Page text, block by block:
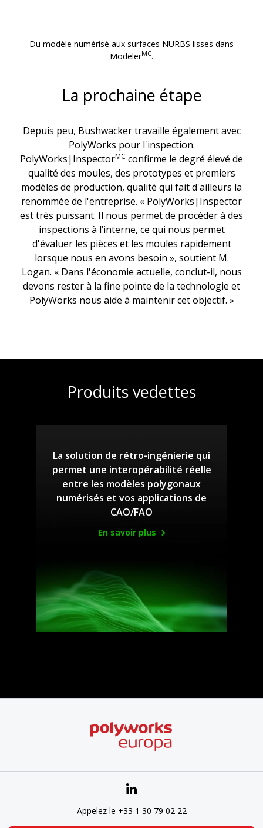
Du modèle numérisé aux surfaces NURBS lisses dans
ModelerMC.
La prochaine étape
Depuis peu, Bushwacker travaille également avec
PolyWorks pour l'inspection.
PolyWorks|InspectorMC confirme le degré élevé de
qualité des moules, des prototypes et premiers
modèles de production, qualité qui fait d'ailleurs la
renommée de l'entreprise. « PolyWorks|Inspector
est très puissant. Il nous permet de procéder à des
inspections à l’interne, ce qui nous permet
d'évaluer les pièces et les moules rapidement
lorsque nous en avons besoin », soutient M.
Logan. « Dans l'économie actuelle, conclut-il, nous
devons rester à la fine pointe de la technologie et
PolyWorks nous aide à maintenir cet objectif. »
Produits vedettes
La solution de rétro-ingénierie qui
permet une interopérabilité réelle
entre les modèles polygonaux
numérisés et vos applications de
CAO/FAO
En savoir plus
Appelez le +33 1 30 79 02 22